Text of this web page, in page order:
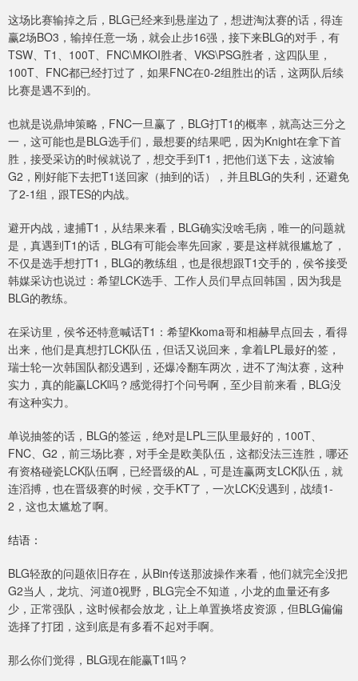
这场比赛输掉之后，BLG已经来到悬崖边了，想进淘汰赛的话，得连
赢2场BO3，输掉任意一场，就会止步16强，接下来BLG的对手，有
TSW、T1、100T、FNC\MKOI胜者、VKS\PSG胜者，这四队里，
100T、FNC都已经打过了，如果FNC在0-2组胜出的话，这两队后续
比赛是遇不到的。
也就是说鼎坤策略，FNC一旦赢了，BLG打T1的概率，就高达三分之
一，这可能也是BLG选手们，最想要的结果吧，因为Knight在拿下首
胜，接受采访的时候就说了，想交手到T1，把他们送下去，这波输
G2，刚好能下去把T1送回家（抽到的话），并且BLG的失利，还避免
了2-1组，跟TES的内战。
避开内战，逮捕T1，从结果来看，BLG确实没啥毛病，唯一的问题就
是，真遇到T1的话，BLG有可能会率先回家，要是这样就很尴尬了，
不仅是选手想打T1，BLG的教练组，也是很想跟T1交手的，侯爷接受
韩媒采访也说过：希望LCK选手、工作人员们早点回韩国，因为我是
BLG的教练。
在采访里，侯爷还特意喊话T1：希望Kkoma哥和相赫早点回去，看得
出来，他们是真想打LCK队伍，但话又说回来，拿着LPL最好的签，
瑞士轮一次韩国队都没遇到，还爆冷翻车两次，进不了淘汰赛，这种
实力，真的能赢LCK吗？感觉得打个问号啊，至少目前来看，BLG没
有这种实力。
单说抽签的话，BLG的签运，绝对是LPL三队里最好的，100T、
FNC、G2，前三场比赛，对手全是欧美队伍，这都没法三连胜，哪还
有资格碰瓷LCK队伍啊，已经晋级的AL，可是连赢两支LCK队伍，就
连滔搏，也在晋级赛的时候，交手KT了，一次LCK没遇到，战绩1-
2，这也太尴尬了啊。
结语：
BLG轻敌的问题依旧存在，从Bin传送那波操作来看，他们就完全没把
G2当人，龙坑、河道0视野，BLG完全不知道，小龙的血量还有多
少，正常强队，这时候都会放龙，让上单置换塔皮资源，但BLG偏偏
选择了打团，这到底是有多看不起对手啊。
那么你们觉得，BLG现在能赢T1吗？